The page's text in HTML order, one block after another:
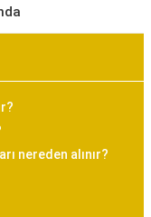
nereden alınır?